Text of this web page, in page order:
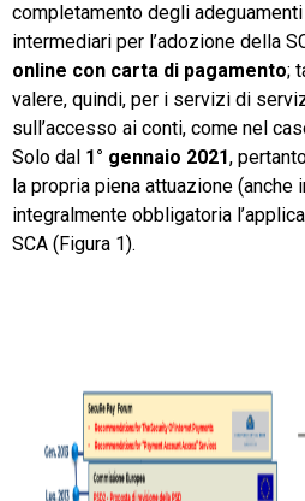
completamento degli
intermediari per l’adozione della
online con carta di pagamento;
valere, quindi, per i servizi di
sull’accesso ai conti, come nel
Solo dal 1° gennaio 2021,
la propria piena attuazione (anche
integralmente obbligatoria
SCA (Figura 1).